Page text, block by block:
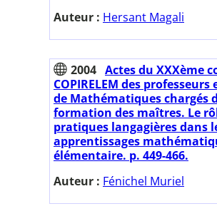
Auteur : Hersant Magali
2004 Actes du XXXème
COPIRELEM des
de Mathématiques chargés
formation des maîtres. Le
pratiques langagières dans
apprentissages
élémentaire. p. 449-466.
Auteur : Fénichel Muriel